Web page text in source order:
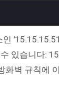
있습니다:
벽 규칙에